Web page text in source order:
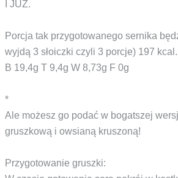
I JUŻ.
Porcja tak przygotowanego sernika
wyjdą 3 słoiczki czyli 3 porcje) 197 kcal.
B 19,4g T 9,4g W 8,73g F 0g
*
Ale możesz go podać w bogatszej
gruszkową i owsianą kruszoną!
Przygotowanie gruszki: